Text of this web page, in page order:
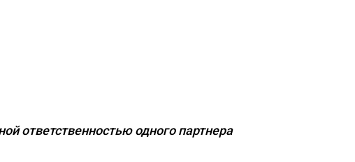
ответственностью одного партнера